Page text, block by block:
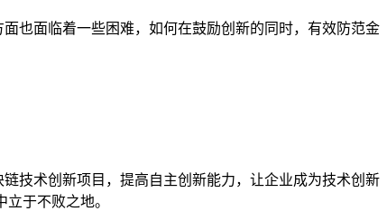
也面临着一些困难，如何在鼓励创新的同时，有效防范金
技术创新项目，提高自主创新能力，让企业成为技术创新
于不败之地。